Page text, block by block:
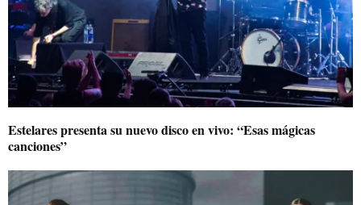
Estelares presenta su nuevo disco en vivo: “Esas mágicas
canciones”